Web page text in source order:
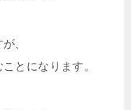
、
とになります。